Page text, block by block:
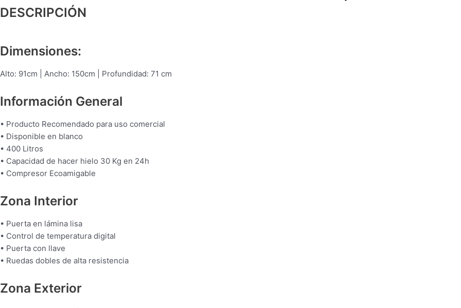
DESCRIPCIÓN
Dimensiones:
Alto: 91cm | Ancho: 150cm | Profundidad: 71 cm
Información General
• Producto Recomendado para uso comercial
• Disponible en blanco
• 400 Litros
• Capacidad de hacer hielo 30 Kg en 24h
• Compresor Ecoamigable
Zona Interior
• Puerta en lámina lisa
• Control de temperatura digital
• Puerta con llave
• Ruedas dobles de alta resistencia
Zona Exterior